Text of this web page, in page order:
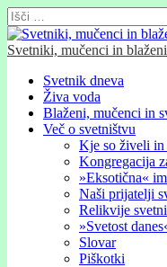
Išči:
Svetniki, mučenci in blaženi
Glavni
meni
Skip
content
Svetnik dneva
Živa voda
Blaženi, mučenci in
Več o svetništvu
Kje so živeli
Kongregacija
»Eksotična«
Naši prijatelji
Relikvije
»Svetost
Slovar
Piškotki